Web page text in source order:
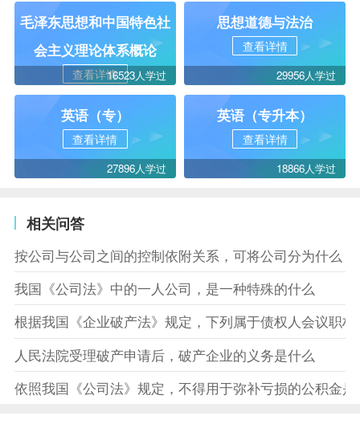
毛泽东思想和中国特色社
会主义理论体系概论
查看详情16523人学过
思想道德与法治
查看详情
29956人学过
英语（专）
查看详情
27896人学过
英语（专升本）
查看详情
18866人学过
相关问答
按公司与公司之间的控制依附关系，可将公司分为什么
我国《公司法》中的一人公司，是一种特殊的什么
根据我国《企业破产法》规定，下列属于债权人会议职
人民法院受理破产申请后，破产企业的义务是什么
依照我国《公司法》规定，不得用于弥补亏损的公积金是